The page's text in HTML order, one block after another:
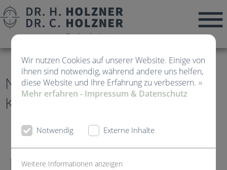
Wir nutzen Cookies auf unserer Website. Einige von
ihnen sind notwendig, während andere uns helfen,
diese Website und Ihre Erfahrung zu verbessern. »
Mehr erfahren - Impressum & Datenschutz
Notwendig Externe Inhalte
Weitere Informationen anzeigen
News von Kieferorthopädie
Kirchheim Teck